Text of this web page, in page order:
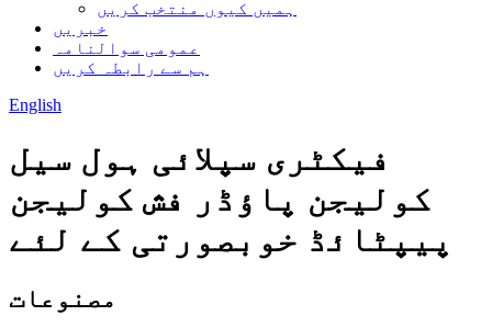
ہمیں کیوں منتخب کریں
خبریں
عمومی سوالنامہ
ہم سے رابطہ کریں
English
فیکٹری سپلائی ہول سیل
کولیجن پاؤڈر فش کولیجن
پیپٹائڈ خوبصورتی کے لئے
مصنوعات